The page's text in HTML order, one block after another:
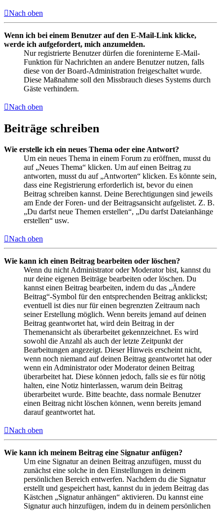
Nach oben
Wenn ich bei einem Benutzer auf den E-Mail-Link klicke,
werde ich aufgefordert, mich anzumelden.
Nur registrierte Benutzer dürfen die foreninterne E-Mail-
Funktion für Nachrichten an andere Benutzer nutzen, falls
diese von der Board-Administration freigeschaltet wurde.
Diese Maßnahme soll den Missbrauch dieses Systems durch
Gäste verhindern.
Nach oben
Beiträge schreiben
Wie erstelle ich ein neues Thema oder eine Antwort?
Um ein neues Thema in einem Forum zu eröffnen, musst du
auf „Neues Thema“ klicken. Um auf einen Beitrag zu
antworten, musst du auf „Antworten“ klicken. Es könnte sein,
dass eine Registrierung erforderlich ist, bevor du einen
Beitrag schreiben kannst. Deine Berechtigungen sind jeweils
am Ende der Foren- und der Beitragsansicht aufgelistet. Z. B.
„Du darfst neue Themen erstellen“, „Du darfst Dateianhänge
erstellen“ usw.
Nach oben
Wie kann ich einen Beitrag bearbeiten oder löschen?
Wenn du nicht Administrator oder Moderator bist, kannst du
nur deine eigenen Beiträge bearbeiten oder löschen. Du
kannst einen Beitrag bearbeiten, indem du das „Ändere
Beitrag“-Symbol für den entsprechenden Beitrag anklickst;
eventuell ist dies nur für einen begrenzten Zeitraum nach
seiner Erstellung möglich. Wenn bereits jemand auf deinen
Beitrag geantwortet hat, wird dein Beitrag in der
Themenansicht als überarbeitet gekennzeichnet. Es wird
sowohl die Anzahl als auch der letzte Zeitpunkt der
Bearbeitungen angezeigt. Dieser Hinweis erscheint nicht,
wenn noch niemand auf deinen Beitrag geantwortet hat oder
wenn ein Administrator oder Moderator deinen Beitrag
überarbeitet hat. Diese können jedoch, falls sie es für nötig
halten, eine Notiz hinterlassen, warum dein Beitrag
überarbeitet wurde. Bitte beachte, dass normale Benutzer
einen Beitrag nicht löschen können, wenn bereits jemand
darauf geantwortet hat.
Nach oben
Wie kann ich meinem Beitrag eine Signatur anfügen?
Um eine Signatur an deinen Beitrag anzufügen, musst du
zunächst eine solche in den Einstellungen in deinem
persönlichen Bereich entwerfen. Nachdem du die Signatur
erstellt und gespeichert hast, kannst du in jedem Beitrag das
Kästchen „Signatur anhängen“ aktivieren. Du kannst eine
Signatur auch hinzufügen, indem du in deinem persönlichen